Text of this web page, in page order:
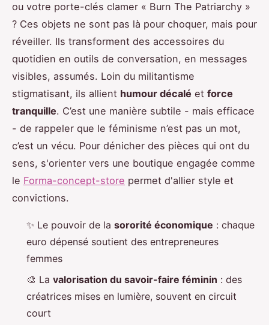
ou votre porte-clés clamer « Burn The Patriarchy »
? Ces objets ne sont pas là pour choquer, mais pour
réveiller. Ils transforment des accessoires du
quotidien en outils de conversation, en messages
visibles, assumés. Loin du militantisme
stigmatisant, ils allient humour décalé et force
tranquille. C’est une manière subtile - mais efficace
- de rappeler que le féminisme n’est pas un mot,
c’est un vécu. Pour dénicher des pièces qui ont du
sens, s'orienter vers une boutique engagée comme
le Forma-concept-store permet d'allier style et
convictions.
✨ Le pouvoir de la sororité économique : chaque
euro dépensé soutient des entrepreneures
femmes
🎨 La valorisation du savoir-faire féminin : des
créatrices mises en lumière, souvent en circuit
court